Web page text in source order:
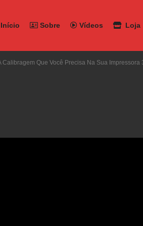
Início Sobre Vídeos Loja
Calibragem Que Você Precisa Na Sua Impressora